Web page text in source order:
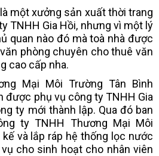
một xưởng sản xuất thời trang
TNHH Gia Hồi, nhưng vì một lý
quan nào đó mà toà nhà được
phòng chuyên cho thuê văn
cao cấp nha.
Mại Môi Trường Tân Bình
được phụ vụ công ty TNHH Gia
ty mới thành lập. Qua đó ban
ty TNHH Thương Mại Môi
và lắp ráp hệ thống lọc nước
cho sinh hoạt cho nhân viên